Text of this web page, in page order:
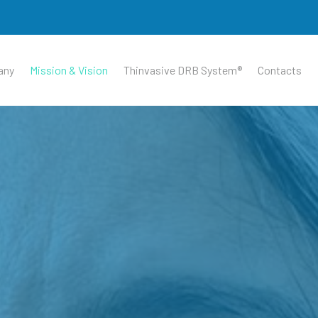
Mission & Vision Thinvasive DRB System® Contacts